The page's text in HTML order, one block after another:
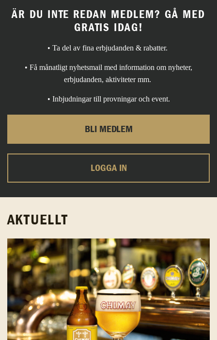
ÄR DU INTE REDAN MEDLEM? GÅ MED
GRATIS IDAG!
• Ta del av fina erbjudanden & rabatter.
• Få månatligt nyhetsmail med information om nyheter,
erbjudanden, aktiviteter mm.
• Inbjudningar till provningar och event.
BLI MEDLEM
LOGGA IN
AKTUELLT